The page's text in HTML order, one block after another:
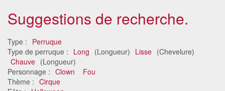
Suggestions de recherche.
Type : Perruque
Type de perruque : Long (Longueur) Lisse (Chevelure)
Chauve (Longueur)
Personnage : Clown
Fou
Thème : Cirque